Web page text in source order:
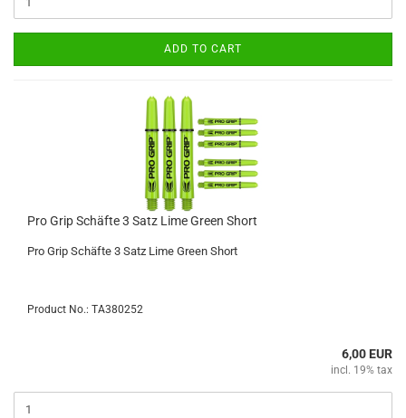
ADD TO CART
Pro Grip Schäfte 3 Satz Lime Green Short
Pro Grip Schäfte 3 Satz Lime Green Short
Product No.: TA380252
6,00 EUR
incl. 19% tax